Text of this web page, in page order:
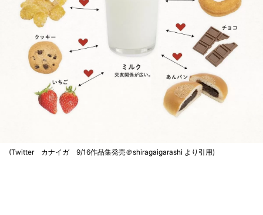
(Twitter カナイガ 9/16作品集発売＠shiragaigarashi より引用)